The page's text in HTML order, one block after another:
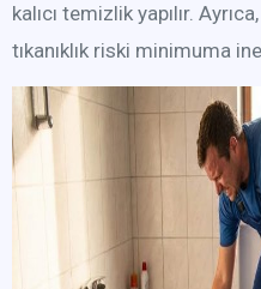
kalıcı temizlik yapılır.
tıkanıklık riski minimuma